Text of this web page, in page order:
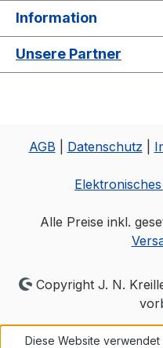
Information
Unsere Partner
AGB Datenschutz
Alle Preise inkl.
Copyright J. N.
Diese Website